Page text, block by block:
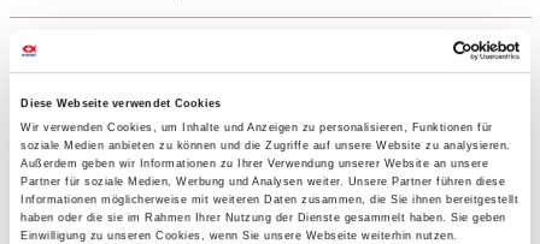
Diese Webseite verwendet Cookies
Wir verwenden Cookies, um Inhalte und Anzeigen zu personalisieren, Funktionen für
soziale Medien anbieten zu können und die Zugriffe auf unsere Website zu analysieren.
Außerdem geben wir Informationen zu Ihrer Verwendung unserer Website an unsere
Partner für soziale Medien, Werbung und Analysen weiter. Unsere Partner führen diese
Informationen möglicherweise mit weiteren Daten zusammen, die Sie ihnen bereitgestellt
haben oder die sie im Rahmen Ihrer Nutzung der Dienste gesammelt haben. Sie geben
Einwilligung zu unseren Cookies, wenn Sie unsere Webseite weiterhin nutzen.
Brennwerte (kcal)
183
Eiweiß (g)
5,8
Kohlenhydrate (g)
24